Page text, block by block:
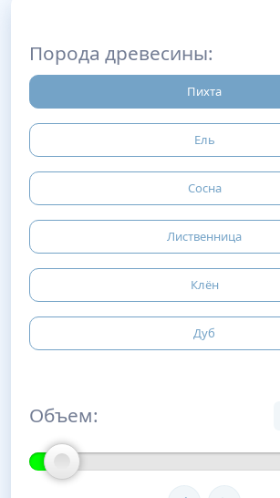
Порода древесины:
Пихта
Ель
Сосна
Лиственница
Клён
Дуб
Объем: